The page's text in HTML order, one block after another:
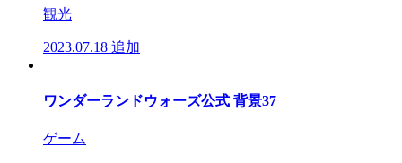
観光
2023.07.18 追加
ワンダーランドウォーズ公式 背景37
ゲーム